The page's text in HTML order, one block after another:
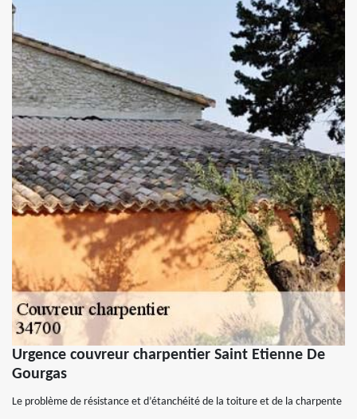
Urgence couvreur charpentier Saint Etienne De
Gourgas
Le problème de résistance et d’étanchéité de la toiture et de la charpente